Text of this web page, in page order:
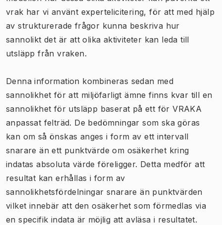
vrak har vi använt expertelicitering, för att med hjälp
av strukturerade frågor kunna beskriva hur
sannolikt det är att olika aktiviteter kan leda till
utsläpp från vraken.
Denna information kombineras sedan med
sannolikhet för att miljöfarligt ämne finns kvar till en
sannolikhet för utsläpp baserat på ett för VRAKA
anpassat felträd. De bedömningar som ska göras
kan om så önskas anges i form av ett intervall
snarare än ett punktvärde om osäkerhet kring
indatas absoluta värde föreligger. Detta medför att
resultat kan erhållas i form av
sannolikhetsfördelningar snarare än punktvärden
vilket innebär att den osäkerhet som förmedlas via
en specifik indata är möjlig att avläsa i resultatet.